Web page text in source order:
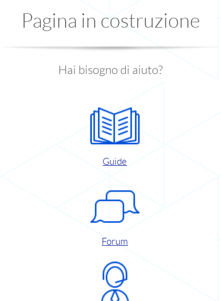
Pagina in costruzione
Hai bisogno di aiuto?
Guide
Forum